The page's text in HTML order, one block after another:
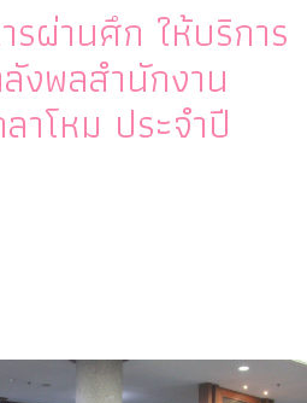
รผ่านศึก ให้บริการ
งพลสำนักงาน
าโหม ประจำปี